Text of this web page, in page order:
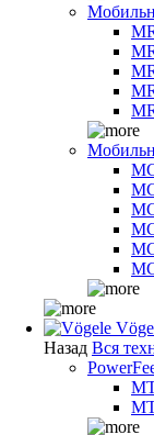
Назад Вся